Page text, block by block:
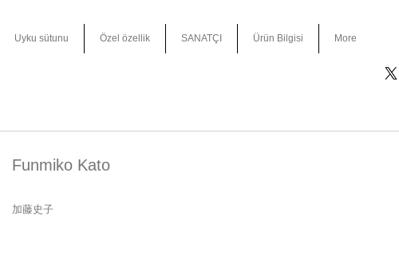
Uyku sütunu Özel özellik SANATÇI Ürün Bilgisi More
Funmiko Kato
加藤史子